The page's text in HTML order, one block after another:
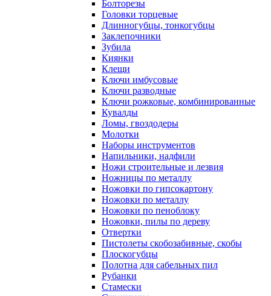
Болторезы
Головки торцевые
Длинногубцы, тонкогубцы
Заклепочники
Зубила
Киянки
Клещи
Ключи имбусовые
Ключи разводные
Ключи рожковые, комбинированные
Кувалды
Ломы, гвоздодеры
Молотки
Наборы инструментов
Напильники, надфили
Ножи строительные и лезвия
Ножницы по металлу
Ножовки по гипсокартону
Ножовки по металлу
Ножовки по пеноблоку
Ножовки, пилы по дереву
Отвертки
Пистолеты скобозабивные, скобы
Плоскогубцы
Полотна для сабельных пил
Рубанки
Стамески